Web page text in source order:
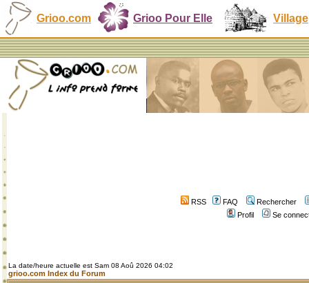
Grioo.com Grioo Pour Elle Village
RSS FAQ
Rechercher
Profil
Se
La date/heure actuelle est Sam 08 Aoû 2026 04:02
grioo.com Index du Forum